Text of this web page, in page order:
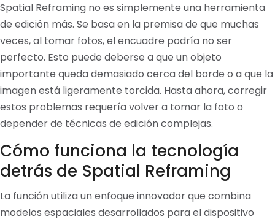
Spatial Reframing no es simplemente una herramienta
de edición más. Se basa en la premisa de que muchas
veces, al tomar fotos, el encuadre podría no ser
perfecto. Esto puede deberse a que un objeto
importante queda demasiado cerca del borde o a que la
imagen está ligeramente torcida. Hasta ahora, corregir
estos problemas requería volver a tomar la foto o
depender de técnicas de edición complejas.
Cómo funciona la tecnología
detrás de Spatial Reframing
La función utiliza un enfoque innovador que combina
modelos espaciales desarrollados para el dispositivo